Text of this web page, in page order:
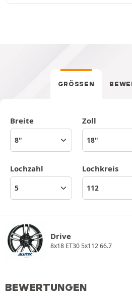
GRÖSSEN
Breite Zoll
Lochzahl Lochkreis
Drive
8x18 ET30 5x112 66.7
BEWERTUNGEN